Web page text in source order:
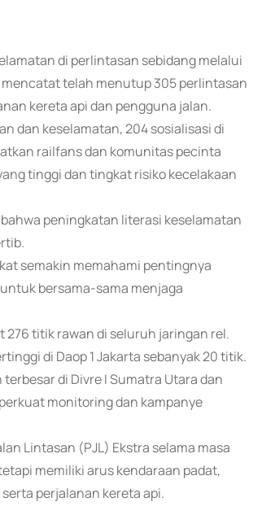
di perlintasan sebidang melalui
telah menutup 305 perlintasan
kereta api dan pengguna jalan.
dan keselamatan, 204 sosialisasi di
railfans dan komunitas pecinta
tinggi dan tingkat risiko kecelakaan
peningkatan literasi keselamatan
semakin memahami pentingnya
bersama-sama menjaga
276 titik rawan di seluruh jaringan rel.
di Daop 1 Jakarta sebanyak 20 titik.
di Divre I Sumatra Utara dan
monitoring dan kampanye
Lintasan (PJL) Ekstra selama masa
memiliki arus kendaraan padat,
perjalanan kereta api.